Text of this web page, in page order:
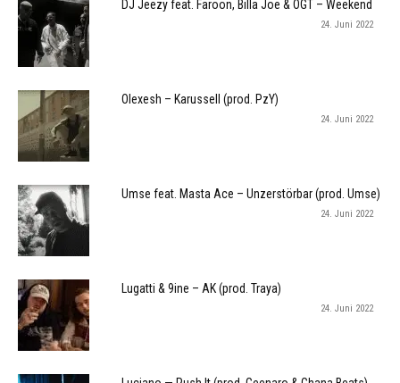
DJ Jeezy feat. Faroon, Billa Joe & OGT – Weekend
24. Juni 2022
Olexesh – Karussell (prod. PzY)
24. Juni 2022
Umse feat. Masta Ace – Unzerstörbar (prod. Umse)
24. Juni 2022
Lugatti & 9ine – AK (prod. Traya)
24. Juni 2022